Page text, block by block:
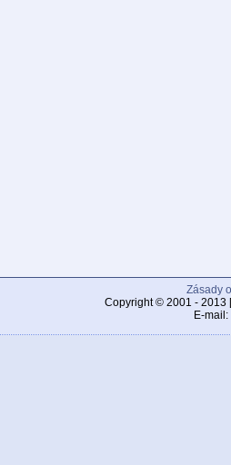
Zásady
Copyright © 2001 - 2013
E-mail: